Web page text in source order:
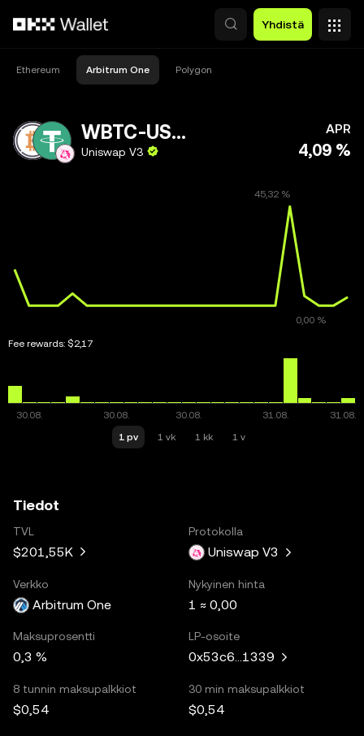
Yhdistä
Ethereum Arbitrum One Polygon
WBTC-USDT
Uniswap V3
APR
4,09 %
Fee rewards: $2,17
1 pv 1 vk 1 kk 1 v
Tiedot
TVL
$201,55K
Protokolla
Uniswap V3
Verkko
Arbitrum One
Nykyinen hinta
1 ≈ 0,00
Maksuprosentti
0,3 %
LP-osoite
0x53c6...1339
8 tunnin maksupalkkiot
$0,54
30 min maksupalkkiot
$0,54